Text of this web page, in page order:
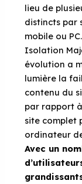
lieu de
distincts par
mobile ou
Isolation
évolution a
lumière la
contenu du
par rapport
site complet
ordinateur
Avec un